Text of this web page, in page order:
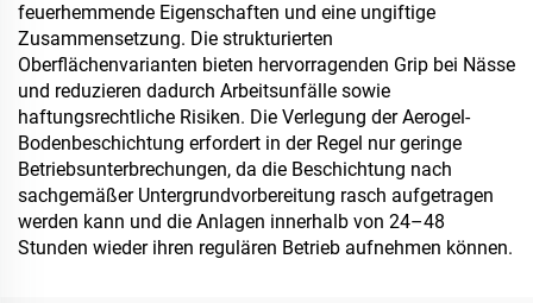
feuerhemmende Eigenschaften und eine ungiftige
Zusammensetzung. Die strukturierten
Oberflächenvarianten bieten hervorragenden Grip bei Nässe
und reduzieren dadurch Arbeitsunfälle sowie
haftungsrechtliche Risiken. Die Verlegung der Aerogel-
Bodenbeschichtung erfordert in der Regel nur geringe
Betriebsunterbrechungen, da die Beschichtung nach
sachgemäßer Untergrundvorbereitung rasch aufgetragen
werden kann und die Anlagen innerhalb von 24–48
Stunden wieder ihren regulären Betrieb aufnehmen können.